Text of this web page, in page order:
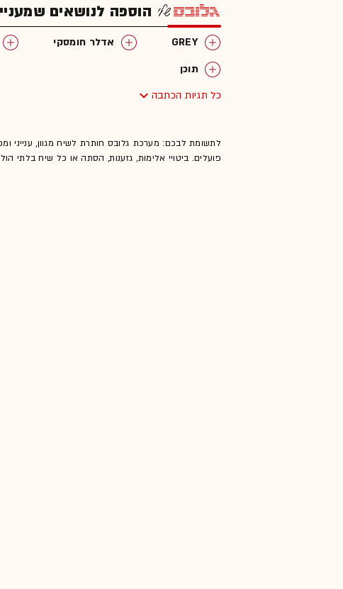
הוספה לנושאים
GREY אדלר חומסקי
תוכן
כל תגיות הכתבה
לתשומת לבכם: מערכת גלובס חותרת לשיח מגוון, ענייני
פועלים. ביטויי אלימות, גזענות, הסתה או כל שיח בלתי